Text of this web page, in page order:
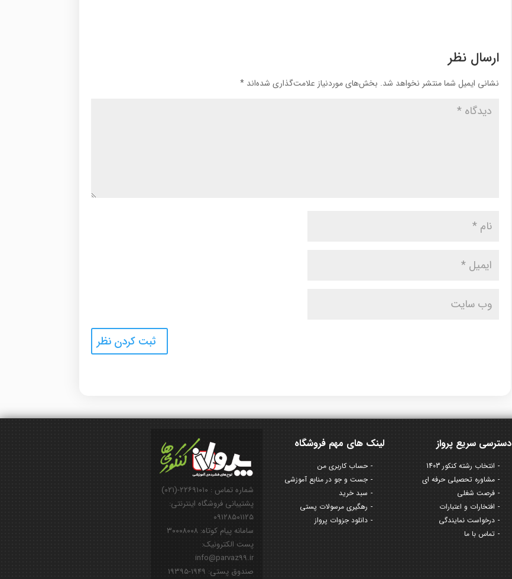
ارسال نظر
نشانی ایمیل شما منتشر نخواهد شد. بخش‌های موردنیاز علامت‌گذاری شده‌اند *
شماره تماس : ۲۲۶۹۱۰۱۰-(۰۲۱)
پشتیبانی فروشگاه اینترنتی:
۰۹۱۲۸۵۰۱۱۲۵
سامانه پیام کوتاه: ۳۰۰۰۸۰۰۸
پست الکترونیک:
info@parvaz99.ir
صندوق پستی: ۱۹۴۹-۱۹۳۹۵
لینک های مهم فروشگاه
حساب کاربری من
جست و جو در منابع آموزشی
سبد خرید
رهگیری مرسولات پستی
دانلود جزوات پرواز
دسترسی سریع پرواز
انتخاب رشته کنکور 1403
مشاوره تحصیلی حرفه ای
فرصت شغلی
افتخارات و اعتبارات
درخواست نمایندگی
تماس با ما